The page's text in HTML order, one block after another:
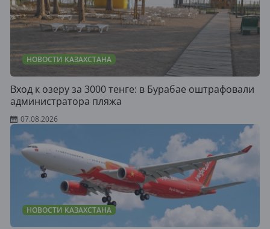
НОВОСТИ КАЗАХСТАНА
Вход к озеру за 3000 тенге: в Бурабае оштрафовали
администратора пляжа
07.08.2026
НОВОСТИ КАЗАХСТАНА